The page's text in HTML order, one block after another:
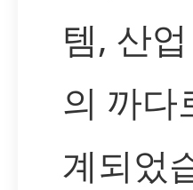
템, 산
의 까다
계되었